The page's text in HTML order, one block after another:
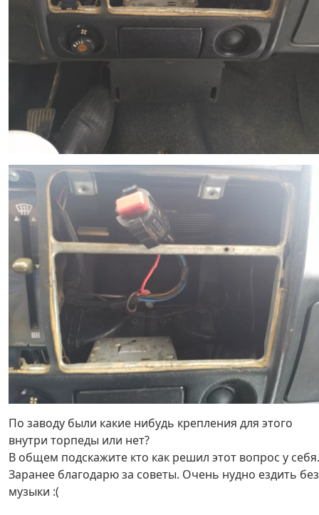
По заводу были какие нибудь крепления для этого
внутри торпеды или нет?
В общем подскажите кто как решил этот вопрос у себя.
Заранее благодарю за советы. Очень нудно ездить без
музыки :(